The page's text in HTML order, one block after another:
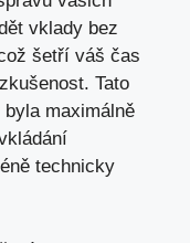
vklady bez
šetří váš čas
Tato
maximálně
technicky